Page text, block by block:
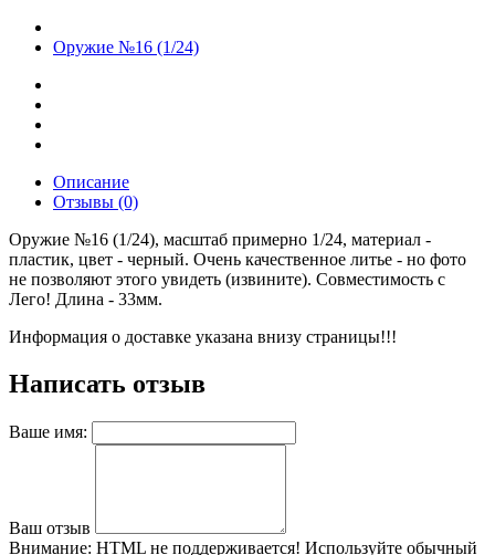
Оружие №16 (1/24)
Описание
Отзывы (0)
Оружие №16 (1/24), масштаб примерно 1/24, материал -
пластик, цвет - черный. Очень качественное литье - но фото
не позволяют этого увидеть (извините). Совместимость с
Лего! Длина - 33мм.
Информация о доставке указана внизу страницы!!!
Написать отзыв
Ваше имя:
Ваш отзыв
Внимание: HTML не поддерживается! Используйте обычный